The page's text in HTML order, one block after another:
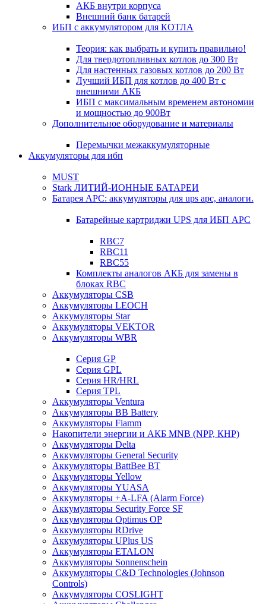
АКБ внутри корпуса
Внешний банк батарей
ИБП с аккумулятором для КОТЛА
Теория: как выбрать и купить правильно!
Для твердотопливных котлов до 300 Вт
Для настенных газовых котлов до 200 Вт
Лучший ИБП для котлов до 400 Вт с
внешними АКБ
ИБП с максимальным временем автономии
и мощностью до 900Вт
Дополнительное оборудование и материалы
Перемычки межаккумуляторные
Аккумуляторы для ибп
MUST
Stark ЛИТИЙ-ИОННЫЕ БАТАРЕИ
Батарея APC: аккумуляторы для ups apc, аналоги.
Батарейные картриджи UPS для ИБП APC
RBC7
RBC11
RBC55
Комплекты аналогов АКБ для замены в
блоках RBC
Аккумуляторы CSB
Аккумуляторы LEOCH
Аккумуляторы Star
Аккумуляторы VEKTOR
Аккумуляторы WBR
Cерия GP
Серия GPL
Серия HR/HRL
Серия TPL
Аккумуляторы Ventura
Аккумуляторы BB Battery
Аккумуляторы Fiamm
Накопители энергии и АКБ MNB (NPP, КНР)
Аккумуляторы Delta
Аккумуляторы General Security
Аккумуляторы BattBee BT
Аккумуляторы Yellow
Аккумуляторы YUASA
Аккумуляторы +A-LFA (Alarm Force)
Аккумуляторы Security Force SF
Аккумуляторы Optimus OP
Аккумуляторы RDrive
Аккумуляторы UPlus US
Аккумуляторы ETALON
Аккумуляторы Sonnenschein
Аккумуляторы С&D Technologies (Johnson
Controls)
Аккумуляторы COSLIGHT